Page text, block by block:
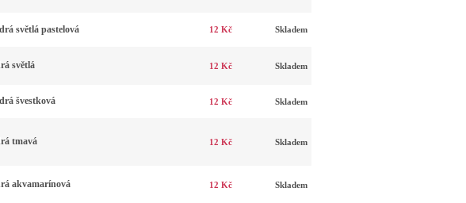
světlá pastelová 12 Kč Skladem
světlá 12 Kč Skladem
švestková 12 Kč Skladem
tmavá 12 Kč Skladem
akvamarínová 12 Kč Skladem